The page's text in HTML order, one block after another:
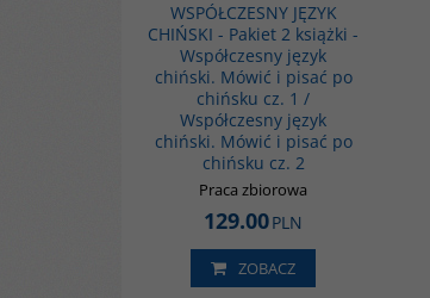
WSPÓŁCZESNY JĘZYK
CHIŃSKI - Pakiet 2 książki -
Współczesny język
chiński. Mówić i pisać po
chińsku cz. 1 /
Współczesny język
chiński. Mówić i pisać po
chińsku cz. 2
Praca zbiorowa
129.00PLN
ZOBACZ